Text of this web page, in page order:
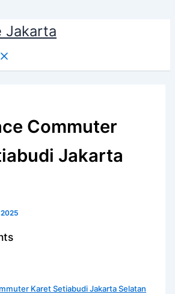
Jakarta
Commuter
Jakarta
Karet Setiabudi Jakarta Selatan